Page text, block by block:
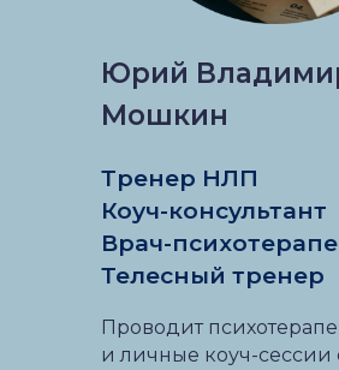
Проводит
и личные коуч-сессии
Тренер НЛП
Коуч-консультант
Врач-
Телесный тренер
Юрий
Мошкин